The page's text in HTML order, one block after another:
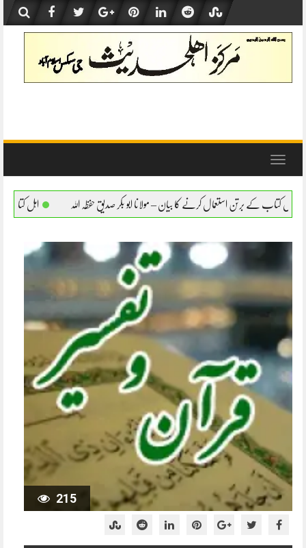
content
Toggle
کا بیان – مولانا ابو بکر صدیق حفظہ اللہ اہل کتاب کے برتن استعمال کرنے کا بیان –
215